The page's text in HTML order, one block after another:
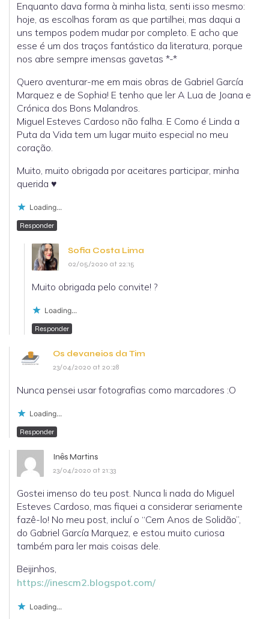
Enquanto dava forma à minha lista, senti isso mesmo:
hoje, as escolhas foram as que partilhei, mas daqui a
uns tempos podem mudar por completo. E acho que
esse é um dos traços fantástico da literatura, porque
nos abre sempre imensas gavetas *-*
Quero aventurar-me em mais obras de Gabriel García
Marquez e de Sophia! E tenho que ler A Lua de Joana e
Crónica dos Bons Malandros.
Miguel Esteves Cardoso não falha. E Como é Linda a
Puta da Vida tem um lugar muito especial no meu
coração.
Muito, muito obrigada por aceitares participar, minha
querida ♥
Loading...
Responder
Sofia Costa Lima
02/05/2020 at 22:15
Muito obrigada pelo convite! ?
Loading...
Responder
Os devaneios da Tim
23/04/2020 at 20:28
Nunca pensei usar fotografias como marcadores :O
Loading...
Responder
Inês Martins
23/04/2020 at 21:33
Gostei imenso do teu post. Nunca li nada do Miguel
Esteves Cardoso, mas fiquei a considerar seriamente
fazê-lo! No meu post, incluí o “Cem Anos de Solidão”,
do Gabriel García Marquez, e estou muito curiosa
também para ler mais coisas dele.
Beijinhos,
https://inescm2.blogspot.com/
Loading...